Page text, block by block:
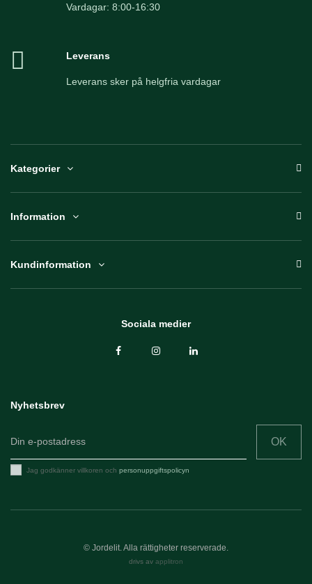
Vardagar: 8:00-16:30
Leverans
Leverans sker på helgfria vardagar
Kategorier
Information
Kundinformation
Sociala medier
Nyhetsbrev
OK
Jag godkänner villkoren och personuppgiftspolicyn
© Jordelit. Alla rättigheter reserverade.
drivs av applitron